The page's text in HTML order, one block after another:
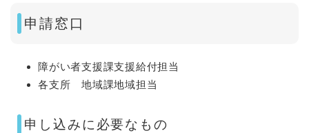
申請窓口
障がい者支援課支援給付担当
各支所 地域課地域担当
申し込みに必要なもの